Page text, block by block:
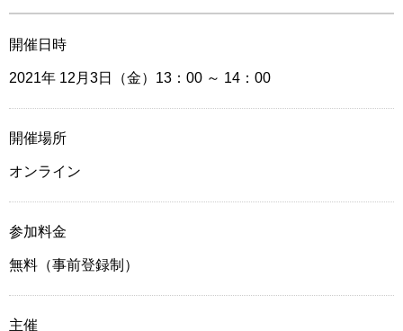
開催日時
2021年 12月3日（金）13：00 ～ 14：00
開催場所
オンライン
参加料金
無料（事前登録制）
主催